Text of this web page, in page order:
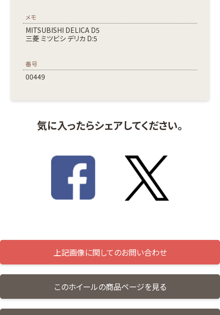
メモ
MITSUBISHI DELICA D5
三菱 ミツビシ デリカ D:5
番号
00449
気に入ったらシェアしてください。
上記画像に関してのお問い合わせ
このホイールの商品ページを見る